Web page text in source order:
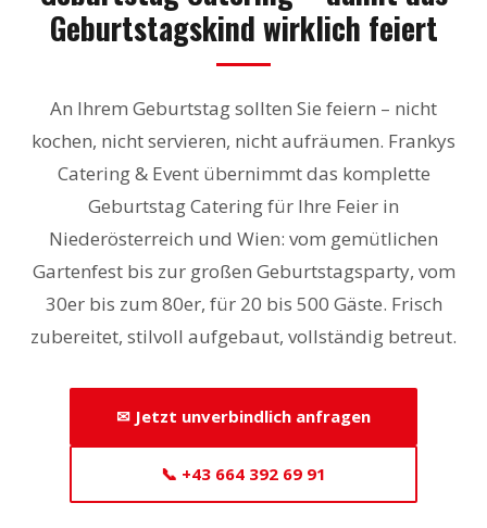
Geburtstagskind wirklich feiert
An Ihrem Geburtstag sollten Sie feiern – nicht
kochen, nicht servieren, nicht aufräumen. Frankys
Catering & Event übernimmt das komplette
Geburtstag Catering für Ihre Feier in
Niederösterreich und Wien: vom gemütlichen
Gartenfest bis zur großen Geburtstagsparty, vom
30er bis zum 80er, für 20 bis 500 Gäste. Frisch
zubereitet, stilvoll aufgebaut, vollständig betreut.
✉ Jetzt unverbindlich anfragen
📞 +43 664 392 69 91